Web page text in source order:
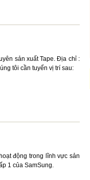
sản xuất Tape. Địa chỉ :
tôi cần tuyển vị trí sau:
động trong lĩnh vực sản
1 của SamSung.